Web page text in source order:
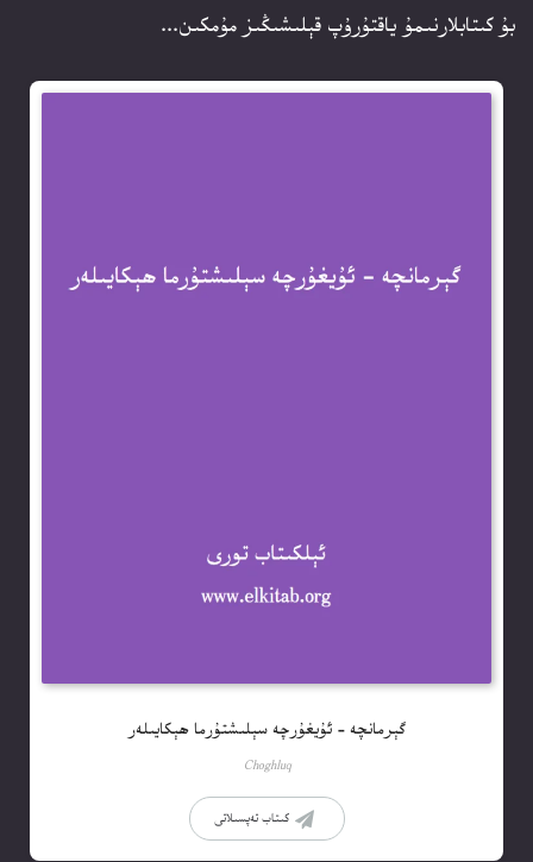
بۇ كىتابلارنىمۇ ياقتۇرۇپ قېلىشىڭىز مۇمكىن...
گېرمانچە – ئۇيغۇرچە سېلىشتۇرما ھېكايىلەر
Choghluq
كىتاب تەپسىلاتى